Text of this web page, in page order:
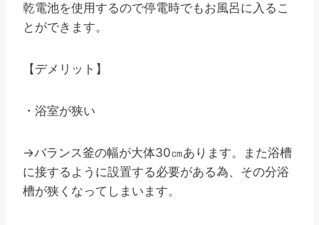
乾電池を使用するので停電時でもお風呂に入るこ
とができます。
【デメリット】
・浴室が狭い
→バランス釜の幅が大体30㎝あります。また浴槽
に接するように設置する必要がある為、その分浴
槽が狭くなってしまいます。